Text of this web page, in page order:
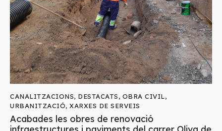
CANALITZACIONS, DESTACATS, OBRA CIVIL,
URBANITZACIÓ, XARXES DE SERVEIS
Acabades les obres de renovació